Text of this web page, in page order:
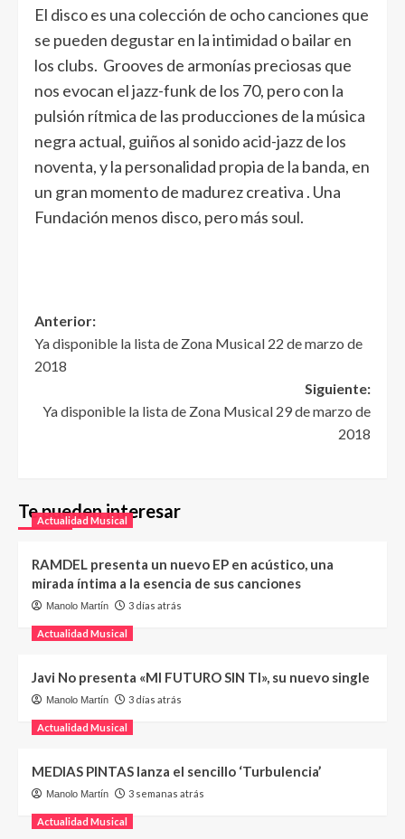
El disco es una colección de ocho canciones que
se pueden degustar en la intimidad o bailar en
los clubs. Grooves de armonías preciosas que
nos evocan el jazz-funk de los 70, pero con la
pulsión rítmica de las producciones de la música
negra actual, guiños al sonido acid-jazz de los
noventa, y la personalidad propia de la banda, en
un gran momento de madurez creativa . Una
Fundación menos disco, pero más soul.
Anterior:
Ya disponible la lista de Zona Musical 22 de marzo de
2018
Siguiente:
Ya disponible la lista de Zona Musical 29 de marzo de
2018
Te pueden interesar
Actualidad Musical
RAMDEL presenta un nuevo EP en acústico, una
mirada íntima a la esencia de sus canciones
Manolo Martín 3 días atrás
Actualidad Musical
Javi No presenta «MI FUTURO SIN TI», su nuevo single
Manolo Martín 3 días atrás
Actualidad Musical
MEDIAS PINTAS lanza el sencillo ‘Turbulencia’
Manolo Martín 3 semanas atrás
Actualidad Musical